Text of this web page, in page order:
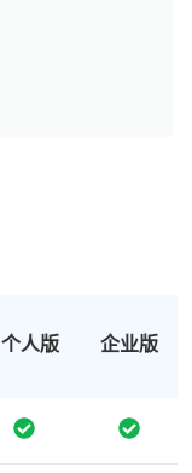
个人版 企业版